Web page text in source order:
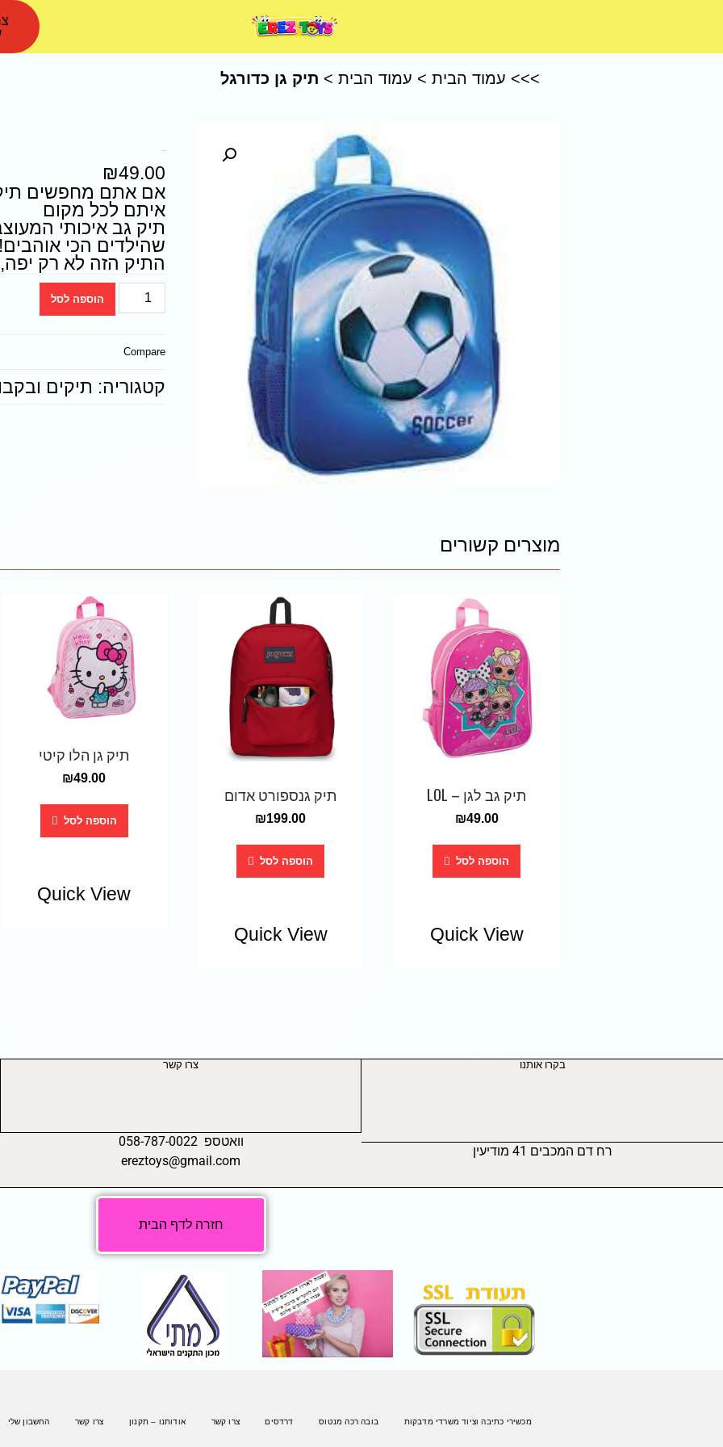
>>> עמוד הבית > עמוד הבית > תיק גן כדורגל
₪49.00
אם אתם מחפשים
איתם לכל מקום
תיק גב איכותי
שהילדים הכי
התיק הזה לא רק יפה,
הוספה לסל
Compare
קטגוריה: תיקים
מוצרים קשורים
תיק גב לגן – LOL
₪49.00
הוספה לסל
Quick View
תיק גנספורט אדום
₪199.00
הוספה לסל
Quick View
תיק גן הלו קיטי
₪49.00
הוספה לסל
Quick View
בקרו אותנו
רח דם המכבים 41 מודיעין
צרו קשר
וואטספ 058-787-0022
ereztoys@gmail.com
חזרה לדף הבית
מכשירי כתיבה וציוד משרדי מדבקות בובה רכה מנטוס דרדסים צרו קשר אודותנו – תקנון צרו קשר החשבון שלי